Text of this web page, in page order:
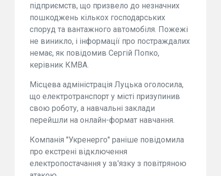
підприємств, що призвело до незначних
пошкоджень кількох господарських
споруд та вантажного автомобіля. Пожежі
не виникло, і інформації про постраждалих
немає, як повідомив Сергій Попко,
керівник КМВА.
Місцева адміністрація Луцька оголосила,
що електротранспорт у місті призупинив
свою роботу, а навчальні заклади
перейшли на онлайн-формат навчання.
Компанія "Укренерго" раніше повідомила
про екстрені відключення
електропостачання у зв'язку з повітряною